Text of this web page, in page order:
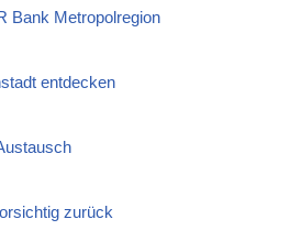
Bank Metropolregion
entdecken
zurück